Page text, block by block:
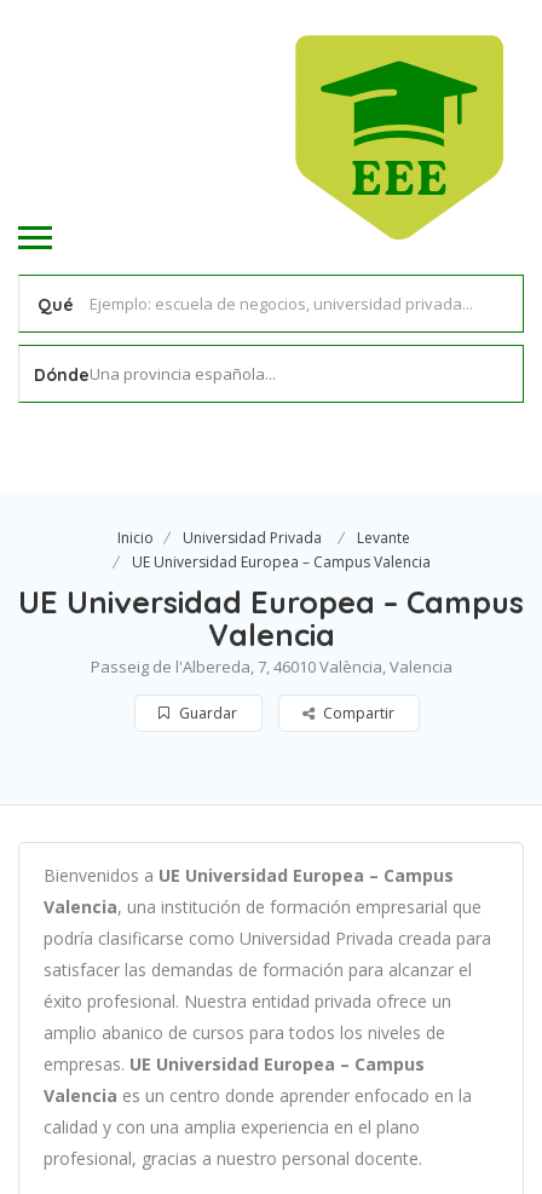
Qué
DóndeUna provincia española...
Inicio Universidad Privada
Levante
UE Universidad Europea – Campus Valencia
UE Universidad Europea – Campus
Valencia
Passeig de l'Albereda, 7, 46010 València, Valencia
Guardar Compartir
Bienvenidos a UE Universidad Europea – Campus
Valencia, una institución de formación empresarial que
podría clasificarse como Universidad Privada creada para
satisfacer las demandas de formación para alcanzar el
éxito profesional. Nuestra entidad privada ofrece un
amplio abanico de cursos para todos los niveles de
empresas. UE Universidad Europea – Campus
Valencia es un centro donde aprender enfocado en la
calidad y con una amplia experiencia en el plano
profesional, gracias a nuestro personal docente.